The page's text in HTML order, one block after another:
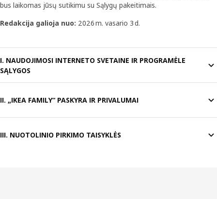
bus laikomas jūsų sutikimu su Sąlygų pakeitimais.
Redakcija galioja nuo: 2026 m. vasario 3 d.
I. NAUDOJIMOSI INTERNETO SVETAINE IR PROGRAMĖLE
SĄLYGOS
II. „IKEA FAMILY“ PASKYRA IR PRIVALUMAI
III. NUOTOLINIO PIRKIMO TAISYKLĖS